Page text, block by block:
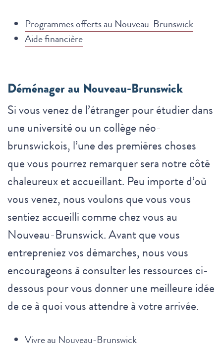
Programmes offerts au Nouveau-Brunswick
Aide financière
Déménager au Nouveau-Brunswick
Si vous venez de l’étranger pour étudier dans
une université ou un collège néo-
brunswickois, l’une des premières choses
que vous pourrez remarquer sera notre côté
chaleureux et accueillant. Peu importe d’où
vous venez, nous voulons que vous vous
sentiez accueilli comme chez vous au
Nouveau-Brunswick. Avant que vous
entrepreniez vos démarches, nous vous
encourageons à consulter les ressources ci-
dessous pour vous donner une meilleure idée
de ce à quoi vous attendre à votre arrivée.
Vivre au Nouveau-Brunswick